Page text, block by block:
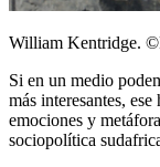
William Kentridge.
Si en un medio
más interesantes,
emociones y
sociopolítica